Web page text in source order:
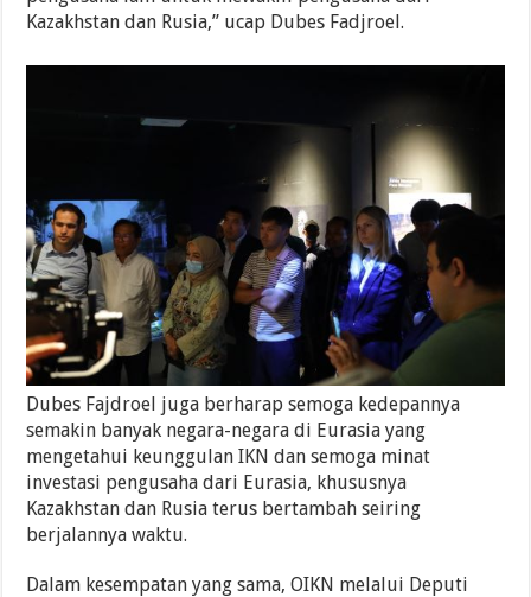
Kazakhstan dan Rusia,” ucap Dubes Fadjroel.
Dubes Fajdroel juga berharap semoga kedepannya
semakin banyak negara-negara di Eurasia yang
mengetahui keunggulan IKN dan semoga minat
investasi pengusaha dari Eurasia, khususnya
Kazakhstan dan Rusia terus bertambah seiring
berjalannya waktu.
Dalam kesempatan yang sama, OIKN melalui Deputi